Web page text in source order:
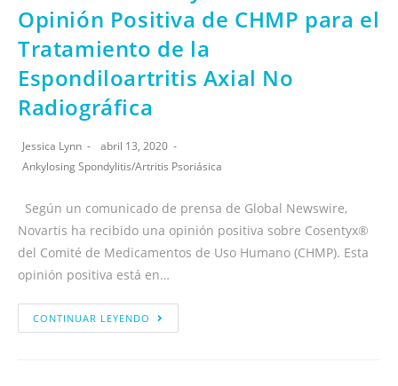
Opinión Positiva de CHMP para el
Tratamiento de la
Espondiloartritis Axial No
Radiográfica
Jessica Lynn
abril 13, 2020
Ankylosing Spondylitis/Artritis Psoriásica
Según un comunicado de prensa de Global Newswire,
Novartis ha recibido una opinión positiva sobre Cosentyx®
del Comité de Medicamentos de Uso Humano (CHMP). Esta
opinión positiva está en…
CONTINUAR LEYENDO